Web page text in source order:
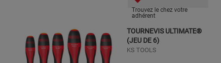
Trouvez le chez votre
adhérent
TOURNEVIS ULTIMATE®
(JEU DE 6)
KS TOOLS